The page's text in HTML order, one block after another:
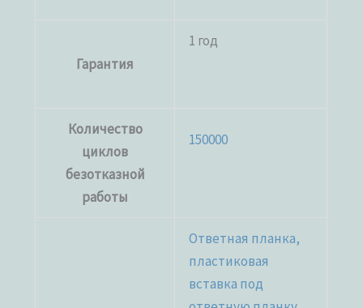
Гарантия
1 год
Количество
циклов
безотказной
работы
150000
Ответная планка,
пластиковая
вставка под